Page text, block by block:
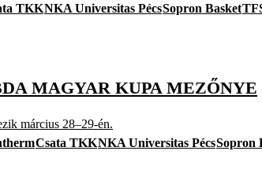
TKKNKA Universitas PécsSopron Basket
MAGYAR KUPA MEZŐNYE
március 28–29-én.
Csata TKKNKA Universitas PécsSopron